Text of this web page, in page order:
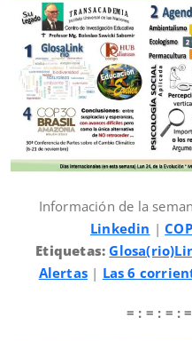
Información de la
Linkedin |
Etiquetas:
Alertas | Las 6
= : = : = :